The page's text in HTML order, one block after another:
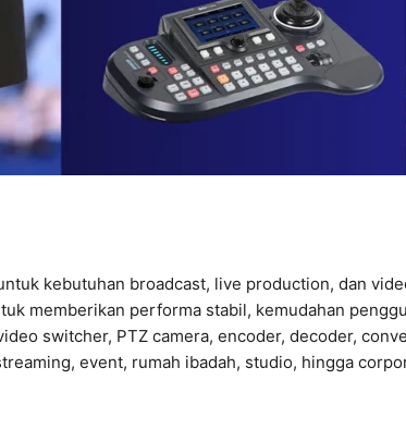
kebutuhan broadcast, live production, dan
memberikan performa stabil, kemudahan
switcher, PTZ camera, encoder, decoder,
event, rumah ibadah, studio, hingga